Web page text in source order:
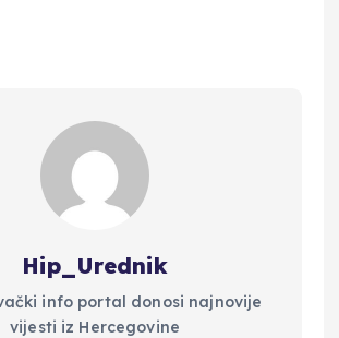
Hip_Urednik
info portal donosi najnovije
vijesti iz Hercegovine